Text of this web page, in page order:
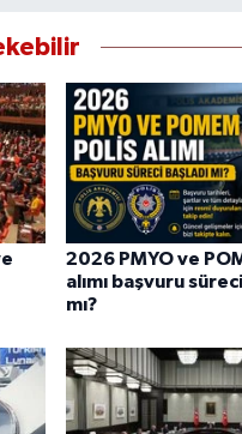
2026 PMYO ve
alımı başvuru
mı?